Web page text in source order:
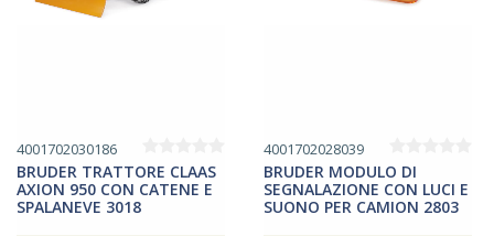
4001702030186
BRUDER TRATTORE CLAAS
AXION 950 CON CATENE E
SPALANEVE 3018
4001702028039
BRUDER MODULO DI
SEGNALAZIONE CON LUCI E
SUONO PER CAMION 2803